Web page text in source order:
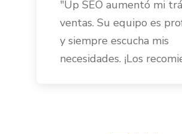
"Up SEO aumentó mi
ventas. Su equipo es
y siempre escucha mis
necesidades. ¡Los